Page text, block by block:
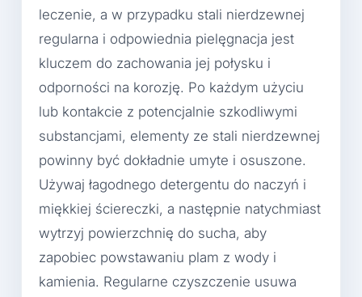
leczenie, a w przypadku stali nierdzewnej
regularna i odpowiednia pielęgnacja jest
kluczem do zachowania jej połysku i
odporności na korozję. Po każdym użyciu
lub kontakcie z potencjalnie szkodliwymi
substancjami, elementy ze stali nierdzewnej
powinny być dokładnie umyte i osuszone.
Używaj łagodnego detergentu do naczyń i
miękkiej ściereczki, a następnie natychmiast
wytrzyj powierzchnię do sucha, aby
zapobiec powstawaniu plam z wody i
kamienia. Regularne czyszczenie usuwa